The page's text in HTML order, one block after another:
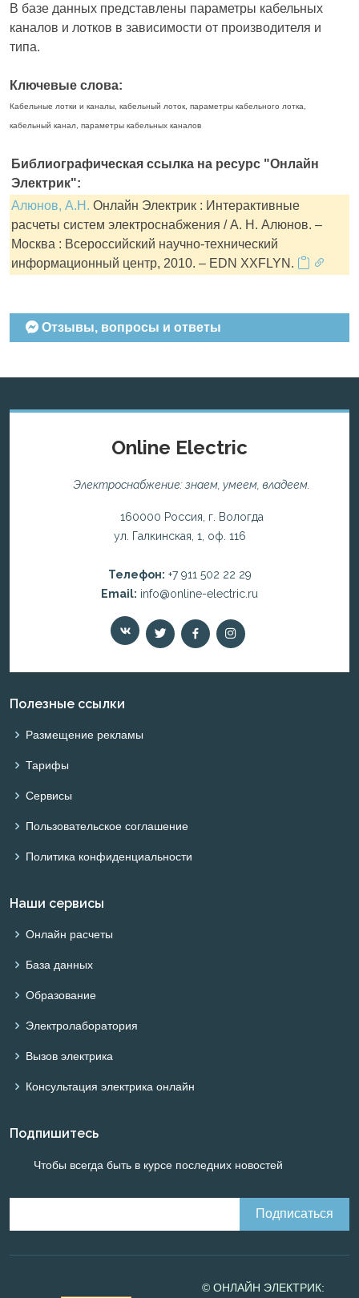
В базе данных представлены параметры кабельных
каналов и лотков в зависимости от производителя и
типа.
Ключевые слова:
Кабельные лотки и каналы, кабельный лоток, параметры кабельного лотка,
кабельный канал, параметры кабельных каналов
Библиографическая ссылка на ресурс "Онлайн
Электрик":
Алюнов, А.Н. Онлайн Электрик : Интерактивные
расчеты систем электроснабжения / А. Н. Алюнов. –
Москва : Всероссийский научно-технический
информационный центр, 2010. – EDN XXFLYN.
Отзывы, вопросы и ответы
Online Electric
Электроснабжение: знаем, умеем, владеем.
160000 Россия, г. Вологда
ул. Галкинская, 1, оф. 116
Телефон: +7 911 502 22 29
Email: info@online-electric.ru
Полезные ссылки
Размещение рекламы
Тарифы
Сервисы
Пользовательское соглашение
Политика конфиденциальности
Наши сервисы
Онлайн расчеты
База данных
Образование
Электролаборатория
Вызов электрика
Консультация электрика онлайн
Подпишитесь
Чтобы всегда быть в курсе последних новостей
© ОНЛАЙН ЭЛЕКТРИК: